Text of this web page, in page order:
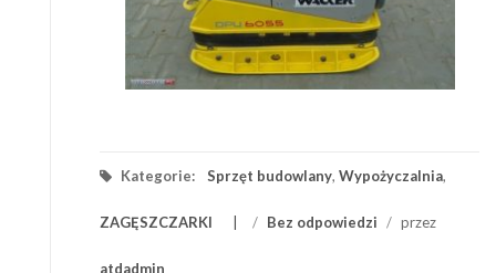
Kategorie: Sprzęt budowlany, Wypożyczalnia,
ZAGĘSZCZARKI / Bez odpowiedzi / przez
atdadmin